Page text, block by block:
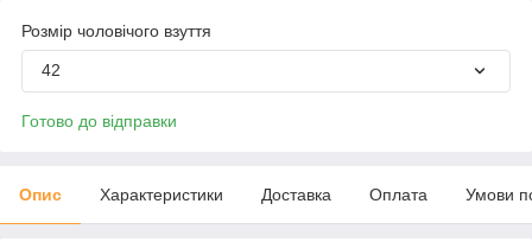
Розмір чоловічого взуття
42
Готово до відправки
Опис Характеристики Доставка Оплата Умови